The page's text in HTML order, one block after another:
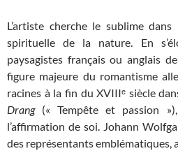
L’artiste cherche le sublime
spirituelle de la nature. En
paysagistes français ou anglais
figure majeure du romantisme
racines à la fin du XVIIIᵉ siècle
Drang(« Tempête et passion
l’affirmation de soi. Johann
des représentants emblématiques,